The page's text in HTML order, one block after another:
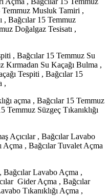
Temmuz Musluk Tamiri ,
, Bağcılar 15 Temmuz
Doğalgaz Tesisatı ,
, Bağcılar 15 Temmuz Su
Kırmadan Su Kaçağı Bulma ,
Tespiti , Bağcılar 15
,
açma , Bağcılar 15 Temmuz
Temmuz Süzgeç Tıkanıklığı
Açıcılar , Bağcılar Lavabo
Açma , Bağcılar Tuvalet Açma
Bağcılar Lavabo Açma ,
Gider Açma , Bağcılar
Tıkanıklığı Açma ,